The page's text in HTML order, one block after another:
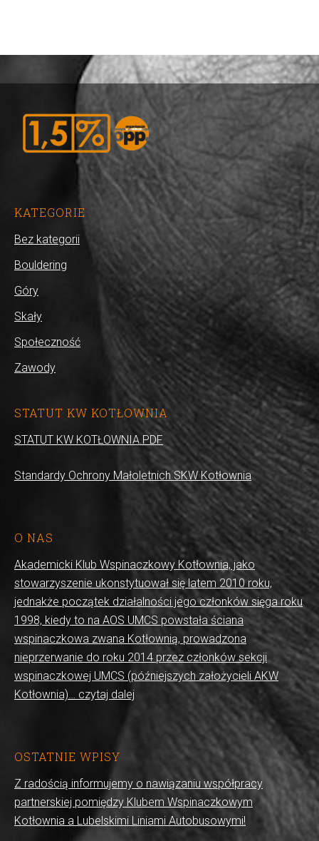
KATEGORIE
Bez kategorii
Bouldering
Góry
Skały
Społeczność
Zawody
STATUT KW KOTŁOWNIA
STATUT KW KOTŁOWNIA.PDF
Standardy Ochrony Małoletnich SKW Kotłownia
O NAS
Akademicki Klub Wspinaczkowy Kotłownia, jako
stowarzyszenie ukonstytuował się latem 2010 roku,
jednakże początek działalności jego członków sięga roku
1998, kiedy to na AOS UMCS powstała ściana
wspinaczkowa zwana Kotłownią, prowadzona
nieprzerwanie do roku 2014 przez członków sekcji
wspinaczkowej UMCS (późniejszych założycieli AKW
Kotłownia)… czytaj dalej
OSTATNIE WPISY
Z radością informujemy o nawiązaniu współpracy
partnerskiej pomiędzy Klubem Wspinaczkowym
Kotłownia a Lubelskimi Liniami Autobusowymi!